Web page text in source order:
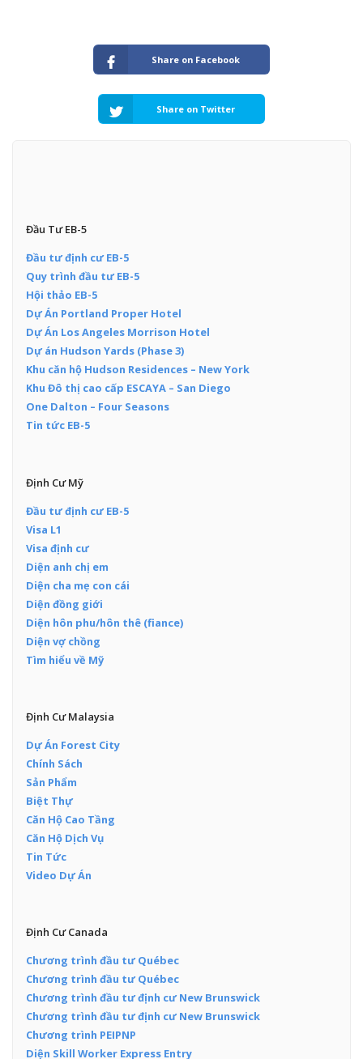
Share on Facebook
Share on Twitter
Đầu Tư EB-5
Đầu tư định cư EB-5
Quy trình đầu tư EB-5
Hội thảo EB-5
Dự Án Portland Proper Hotel
Dự Án Los Angeles Morrison Hotel
Dự án Hudson Yards (Phase 3)
Khu căn hộ Hudson Residences – New York
Khu Đô thị cao cấp ESCAYA – San Diego
One Dalton – Four Seasons
Tin tức EB-5
Định Cư Mỹ
Đầu tư định cư EB-5
Visa L1
Visa định cư
Diện anh chị em
Diện cha mẹ con cái
Diện đồng giới
Diện hôn phu/hôn thê (fiance)
Diện vợ chồng
Tìm hiểu về Mỹ
Định Cư Malaysia
Dự Án Forest City
Chính Sách
Sản Phẩm
Biệt Thự
Căn Hộ Cao Tầng
Căn Hộ Dịch Vụ
Tin Tức
Video Dự Án
Định Cư Canada
Chương trình đầu tư Québec
Chương trình đầu tư Québec
Chương trình đầu tư định cư New Brunswick
Chương trình đầu tư định cư New Brunswick
Chương trình PEIPNP
Diện Skill Worker Express Entry